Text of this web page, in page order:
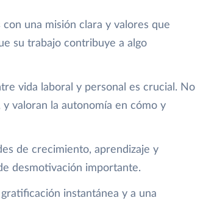
con una misión clara y valores que
su trabajo contribuye a algo
vida laboral y personal es crucial. No
valoran la autonomía en cómo y
de crecimiento, aprendizaje y
desmotivación importante.
instantánea y a una